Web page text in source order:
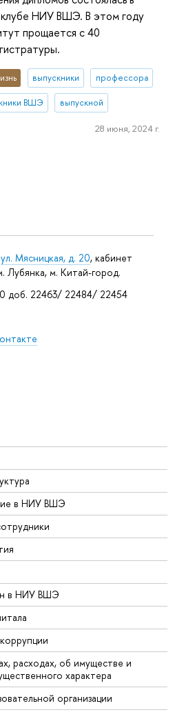
ул. Мясницкая, д. 20, кабинет
Лубянка, м. Китай-город.
доб. 22463/ 22484/ 22454
НИУ ВШЭ. В этом году
прощается с 40
выпускники профессора
ВШЭ выпускной
28 июня, 2024 г.
в НИУ ВШЭ
в НИУ ВШЭ
расходах, об имуществе и
характера
организации